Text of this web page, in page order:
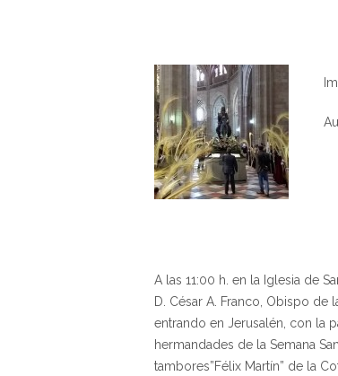
A las 11:00 h. en la Iglesia de
D. César A. Franco, Obispo de
entrando en Jerusalén, con la
hermandades de la Semana
tambores”Félix Martín” de la